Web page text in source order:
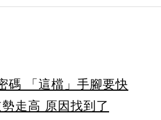
碼 「這檔」手腳要快
走高 原因找到了